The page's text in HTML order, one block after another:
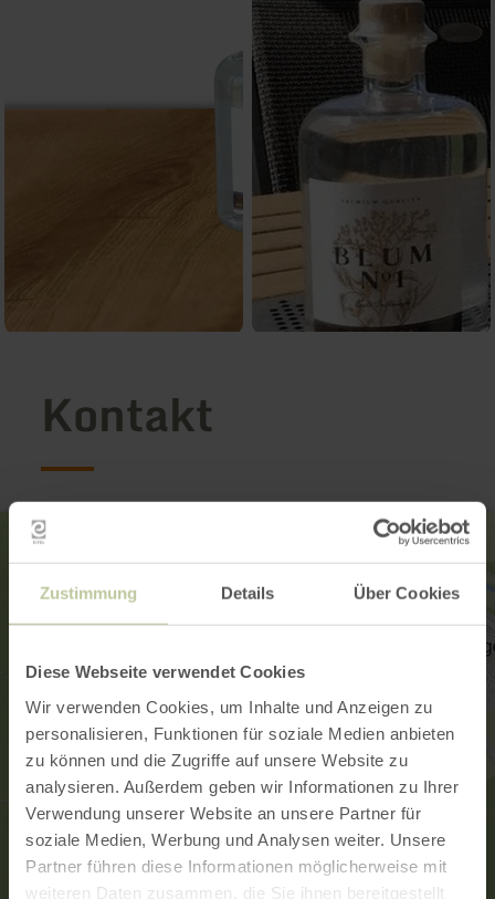
Zustimmung Details Über Cookies
Diese Webseite verwendet Cookies
Wir verwenden Cookies, um Inhalte und Anzeigen zu
personalisieren, Funktionen für soziale Medien anbieten
zu können und die Zugriffe auf unsere Website zu
analysieren. Außerdem geben wir Informationen zu Ihrer
Verwendung unserer Website an unsere Partner für
soziale Medien, Werbung und Analysen weiter. Unsere
Partner führen diese Informationen möglicherweise mit
weiteren Daten zusammen, die Sie ihnen bereitgestellt
Kontakt